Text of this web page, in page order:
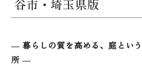
谷市・埼玉県版
― 暮らしの質を高める、庭とい
所 ―